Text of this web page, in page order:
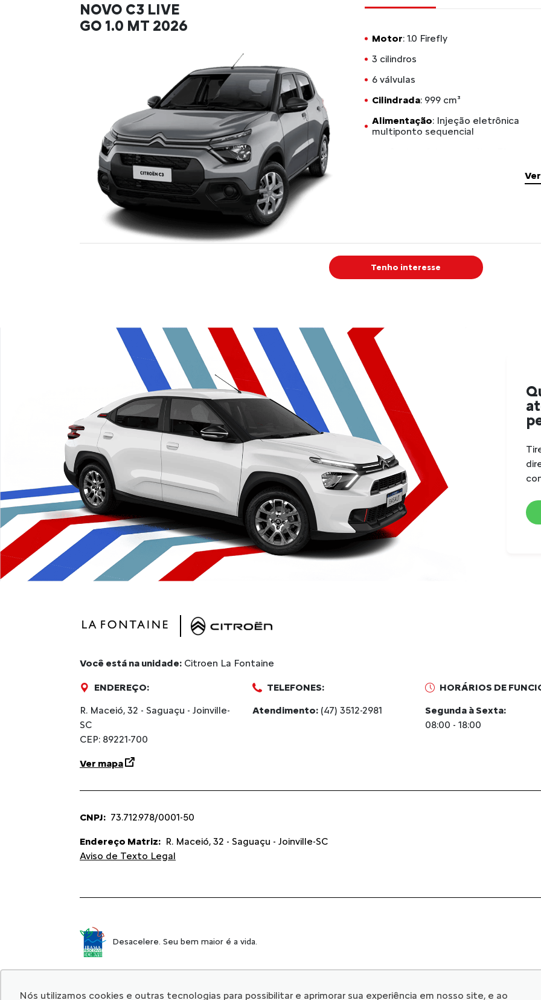
NOVO C3 LIVE
GO 1.0 MT 2026
Motor : 1.0 Firefly
3 cilindros
6 válvulas
Cilindrada : 999 cm³
Alimentação: Injeção eletrônica
multiponto sequencial
Torque máximo etanol: 105 Nm
@ 3.250 rpm
Velocidade máxima etanol
Aceleração 0–100 km/h etanol
14,1 s
Câmbio manual de 5 marchas
Tração dianteira com juntas
homocinéticas
Direção elétrica com
assistência variável
Suspensão dianteira tipo
Pseudo McPherson,
independente, molas helicoidais,
amortecedores hidráulicos
telescópicos e barra
estabilizadora
Suspensão traseira com eixo de
torção, rodas semi-
independentes, amortecedores
Tenho interesse
Você está na unidade: Citroen La Fontaine
ENDEREÇO:
R. Maceió, 32 - Saguaçu - Joinville-
SC
CEP: 89221-700
Ver mapa
TELEFONES:
Atendimento: (47) 3512-2981
HORÁRIOS DE
Segunda à Sexta:
08:00 - 18:00
CNPJ: 73.712.978/0001-50
Endereço Matriz: R. Maceió, 32 - Saguaçu - Joinville-SC
Aviso de Texto Legal
Desacelere. Seu bem maior é a vida.
Nós utilizamos cookies e outras tecnologias para possibilitar e aprimorar sua experiência em nosso site, e ao